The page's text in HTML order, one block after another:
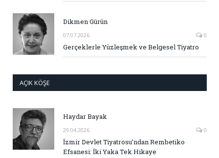
Dikmen Gürün
07.07.2026 0
Gerçeklerle Yüzleşmek ve Belgesel Tiyatro
AÇIK KÖŞE
Haydar Bayak
29.04.2026 0
İzmir Devlet Tiyatrosu’ndan Rembetiko
Efsanesi: İki Yaka Tek Hikaye